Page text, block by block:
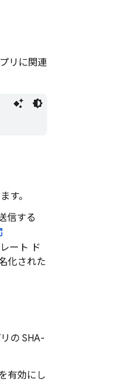
リに関連
す。
信する
ート ド
化された
の SHA-
有効にし